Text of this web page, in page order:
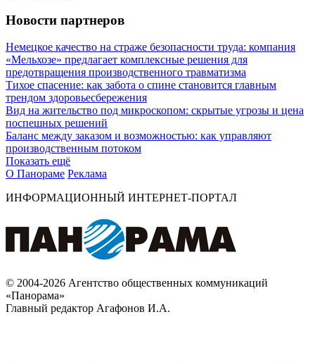
Новости партнеров
Немецкое качество на страже безопасности труда: компания
«Мельхозе» предлагает комплексные решения для
предотвращения производственного травматизма
Тихое спасение: как забота о спине становится главным
трендом здоровьесбережения
Вид на жительство под микроскопом: скрытые угрозы и цена
поспешных решений
Баланс между заказом и возможностью: как управляют
производственным потоком
Показать ещё
О Панораме Реклама
ИНФОРМАЦИОННЫЙ ИНТЕРНЕТ-ПОРТАЛ
© 2004-2026 Агентство общественных коммуникаций
«Панорама»
Главный редактор Агафонов И.А.